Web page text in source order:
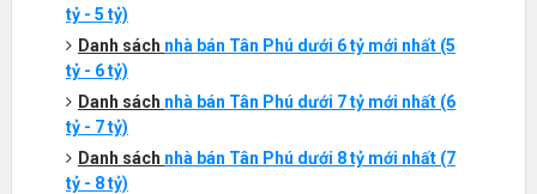
tỷ - 5 tỷ)
Danh sách nhà bán Tân Phú dưới 6 tỷ mới nhất (5
tỷ - 6 tỷ)
Danh sách nhà bán Tân Phú dưới 7 tỷ mới nhất (6
tỷ - 7 tỷ)
Danh sách nhà bán Tân Phú dưới 8 tỷ mới nhất (7
tỷ - 8 tỷ)